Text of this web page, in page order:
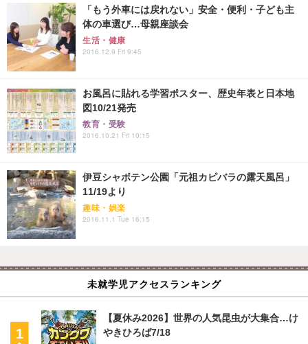
「もう外車には戻れない」安全・便利・子ども主
体の車選び…母親座談会
生活・健康
2016.12.9 Fri 9:45
お風呂に貼れる学習ポスター、歴史年表と日本地
図10/21発売
教育・受験
2016.10.21 Fri 10:15
伊豆シャボテン公園「元祖カピバラの露天風呂」
11/19より
趣味・娯楽
2016.11.1 Tue 16:15
未就学児アクセスランキング
【夏休み2026】世界の人気昆虫が大集合…け
やきひろば7/18